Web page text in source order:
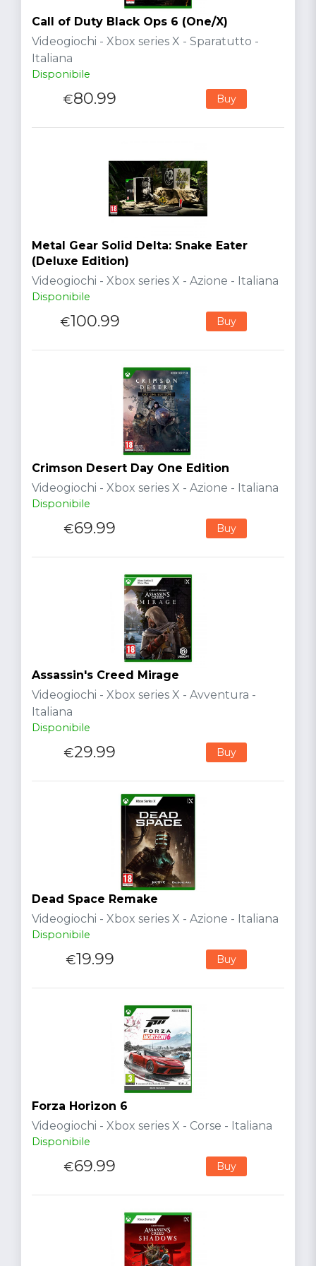
Call of Duty Black Ops 6 (One/X)
Videogiochi - Xbox series X - Sparatutto -
Italiana
Disponibile
€80.99 Buy
Metal Gear Solid Delta: Snake Eater
(Deluxe Edition)
Videogiochi - Xbox series X - Azione - Italiana
Disponibile
€100.99 Buy
Crimson Desert Day One Edition
Videogiochi - Xbox series X - Azione - Italiana
Disponibile
€69.99 Buy
Assassin's Creed Mirage
Videogiochi - Xbox series X - Avventura -
Italiana
Disponibile
€29.99 Buy
Dead Space Remake
Videogiochi - Xbox series X - Azione - Italiana
Disponibile
€19.99 Buy
Forza Horizon 6
Videogiochi - Xbox series X - Corse - Italiana
Disponibile
€69.99 Buy